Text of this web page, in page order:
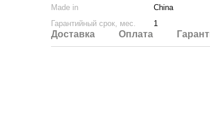
Made in
China
Гарантийный срок, мес.
1
Доставка Оплата